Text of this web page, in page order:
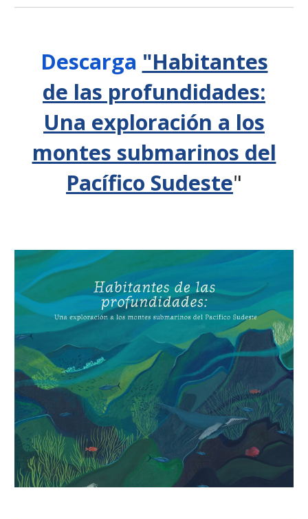
Descarga "Habitantes
de las profundidades:
Una exploración a los
montes submarinos del
Pacífico Sudeste"